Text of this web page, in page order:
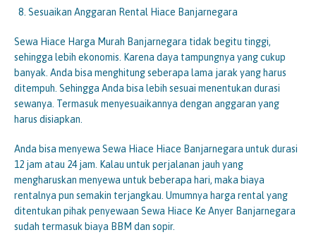
Sesuaikan Anggaran Rental Hiace Banjarnegara
Sewa Hiace Harga Murah Banjarnegara tidak begitu tinggi,
sehingga lebih ekonomis. Karena daya tampungnya yang cukup
banyak. Anda bisa menghitung seberapa lama jarak yang harus
ditempuh. Sehingga Anda bisa lebih sesuai menentukan durasi
sewanya. Termasuk menyesuaikannya dengan anggaran yang
harus disiapkan.
Anda bisa menyewa Sewa Hiace Hiace Banjarnegara untuk durasi
12 jam atau 24 jam. Kalau untuk perjalanan jauh yang
mengharuskan menyewa untuk beberapa hari, maka biaya
rentalnya pun semakin terjangkau. Umumnya harga rental yang
ditentukan pihak penyewaan Sewa Hiace Ke Anyer Banjarnegara
sudah termasuk biaya BBM dan sopir.